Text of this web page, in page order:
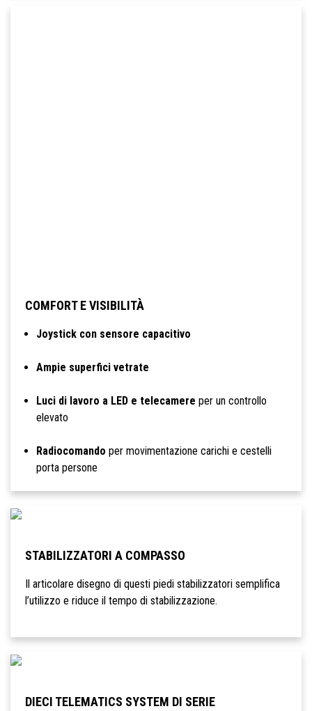
COMFORT E VISIBILITÀ
Joystick con sensore capacitivo
Ampie superfici vetrate
Luci di lavoro a LED e telecamere per un controllo
elevato
Radiocomando per movimentazione carichi e cestelli
porta persone
STABILIZZATORI A COMPASSO
Il articolare disegno di questi piedi stabilizzatori semplifica
l’utilizzo e riduce il tempo di stabilizzazione.
DIECI TELEMATICS SYSTEM DI SERIE